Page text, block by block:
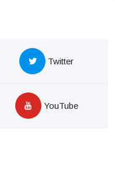
Twitter
YouTube